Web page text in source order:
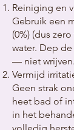
Reiniging en
Gebruik een
(0%) (dus
water. Dep
— niet wrijven.
Vermijd
Geen strak
heet bad of
in het